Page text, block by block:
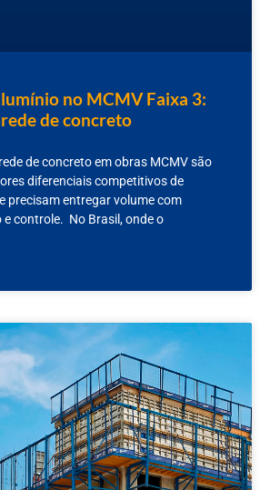
no MCMV Faixa 3:
de concreto
de concreto em obras MCMV são
diferenciais competitivos de
precisam entregar volume com
e controle. No Brasil, onde o